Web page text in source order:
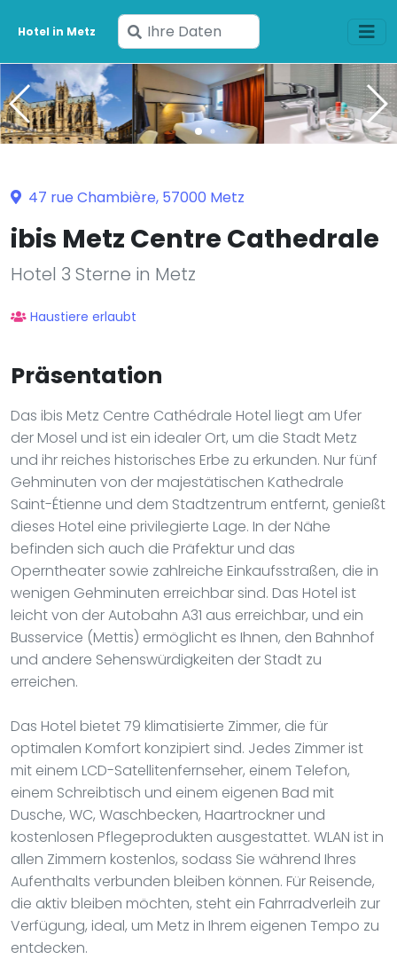
Hotel in Metz
Geben
Sie
Ihre
Daten
ein
47 rue Chambière, 57000 Metz
ibis Metz Centre Cathedrale
Hotel 3 Sterne in Metz
Haustiere erlaubt
Präsentation
Das ibis Metz Centre Cathédrale Hotel liegt am Ufer
der Mosel und ist ein idealer Ort, um die Stadt Metz
und ihr reiches historisches Erbe zu erkunden. Nur fünf
Gehminuten von der majestätischen Kathedrale
Saint-Étienne und dem Stadtzentrum entfernt, genießt
dieses Hotel eine privilegierte Lage. In der Nähe
befinden sich auch die Präfektur und das
Operntheater sowie zahlreiche Einkaufsstraßen, die in
wenigen Gehminuten erreichbar sind. Das Hotel ist
leicht von der Autobahn A31 aus erreichbar, und ein
Busservice (Mettis) ermöglicht es Ihnen, den Bahnhof
und andere Sehenswürdigkeiten der Stadt zu
erreichen.
Das Hotel bietet 79 klimatisierte Zimmer, die für
optimalen Komfort konzipiert sind. Jedes Zimmer ist
mit einem LCD-Satellitenfernseher, einem Telefon,
einem Schreibtisch und einem eigenen Bad mit
Dusche, WC, Waschbecken, Haartrockner und
kostenlosen Pflegeprodukten ausgestattet. WLAN ist in
allen Zimmern kostenlos, sodass Sie während Ihres
Aufenthalts verbunden bleiben können. Für Reisende,
die aktiv bleiben möchten, steht ein Fahrradverleih zur
Verfügung, ideal, um Metz in Ihrem eigenen Tempo zu
entdecken.